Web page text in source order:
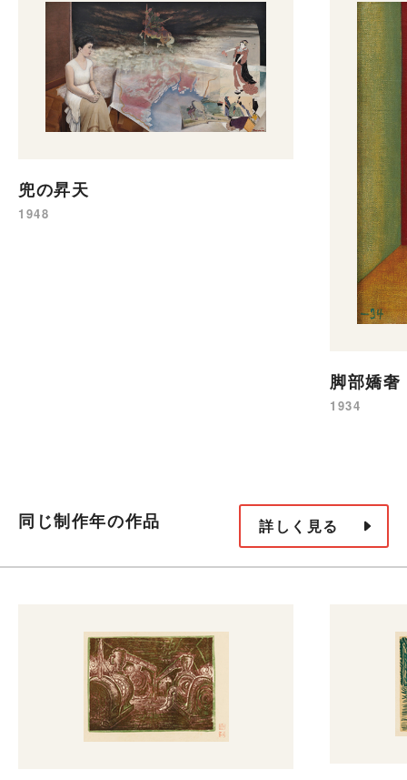
兜の昇天
1948
脚部嬌奢
1934
同じ制作年の作品 詳しく見る